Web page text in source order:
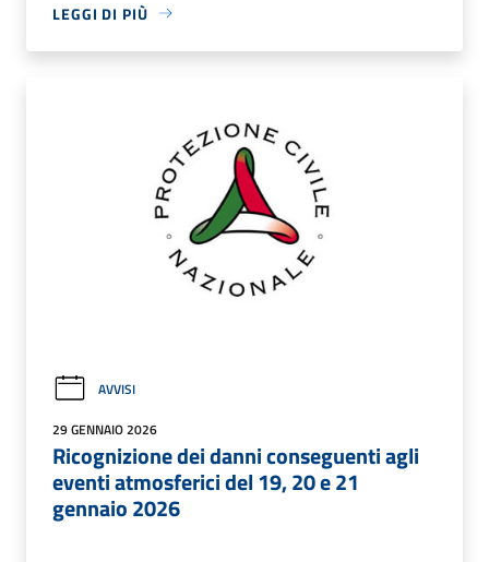
LEGGI DI PIÙ
AVVISI
29 GENNAIO 2026
Ricognizione dei danni conseguenti agli
eventi atmosferici del 19, 20 e 21
gennaio 2026